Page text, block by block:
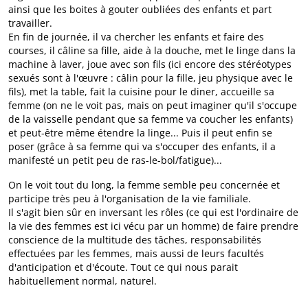
ainsi que les boites à gouter oubliées des enfants et part
travailler.
En fin de journée, il va chercher les enfants et faire des
courses, il câline sa fille, aide à la douche, met le linge dans la
machine à laver, joue avec son fils (ici encore des stéréotypes
sexués sont à l'œuvre : câlin pour la fille, jeu physique avec le
fils), met la table, fait la cuisine pour le diner, accueille sa
femme (on ne le voit pas, mais on peut imaginer qu'il s'occupe
de la vaisselle pendant que sa femme va coucher les enfants)
et peut-être même étendre la linge... Puis il peut enfin se
poser (grâce à sa femme qui va s'occuper des enfants, il a
manifesté un petit peu de ras-le-bol/fatigue)...
On le voit tout du long, la femme semble peu concernée et
participe très peu à l'organisation de la vie familiale.
Il s'agit bien sûr en inversant les rôles (ce qui est l'ordinaire de
la vie des femmes est ici vécu par un homme) de faire prendre
conscience de la multitude des tâches, responsabilités
effectuées par les femmes, mais aussi de leurs facultés
d'anticipation et d'écoute. Tout ce qui nous parait
habituellement normal, naturel.